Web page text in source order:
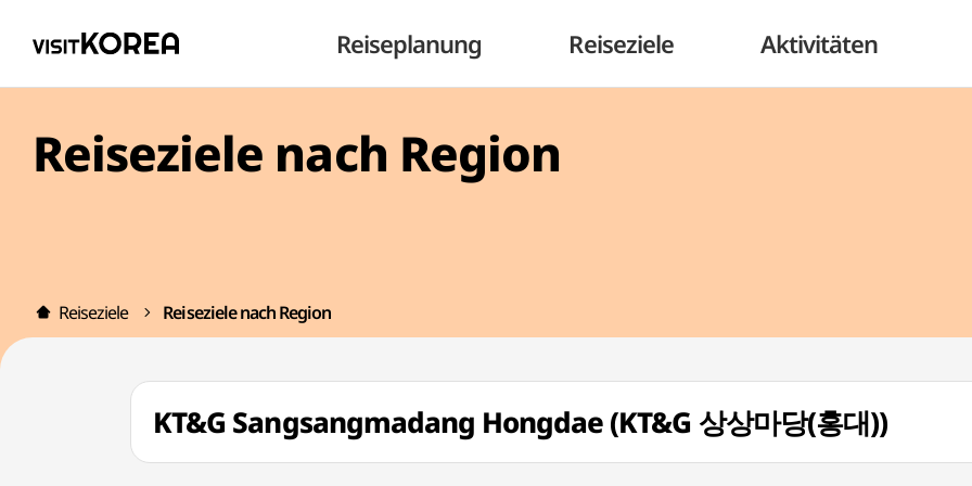
Reiseplanung Reiseziele Aktivitäten
Reiseziele nach Region
Reiseziele Reiseziele nach Region
KT&G Sangsangmadang Hongdae (KT&G 상상마당(홍대))